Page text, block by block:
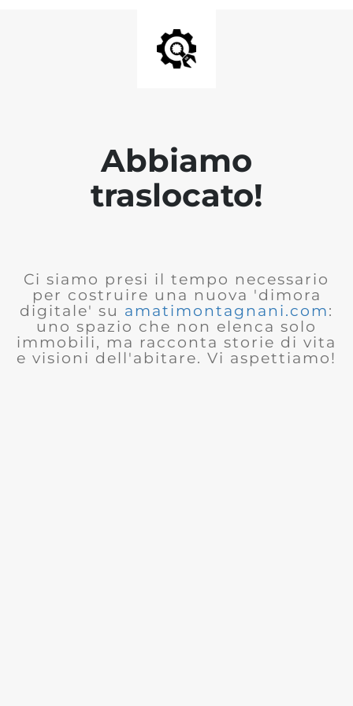
Abbiamo
traslocato!
Ci siamo presi il tempo necessario
per costruire una nuova 'dimora
digitale' su amatimontagnani.com:
uno spazio che non elenca solo
immobili, ma racconta storie di vita
e visioni dell'abitare. Vi aspettiamo!